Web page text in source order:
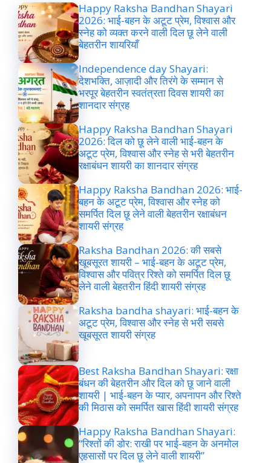
Happy Raksha Bandhan Shayari
2026: भाई-बहन के अटूट प्रेम, विश्वास और
स्नेह को व्यक्त करने वाली दिल छू लेने वाली
बेहतरीन शायरियाँ
Independence day Shayari:
देशभक्ति, आज़ादी और तिरंगे के सम्मान से
भरपूर बेहतरीन स्वतंत्रता दिवस शायरी का
शानदार संग्रह
Happy Raksha Bandhan Shayari
2026: दिल को छू लेने वाली भाई-बहन के
अटूट प्रेम, विश्वास और स्नेह से भरी बेहतरीन
रक्षाबंधन शायरी का शानदार संग्रह
Happy Raksha Bandhan 2026: भाई-
बहन के अटूट प्रेम, विश्वास और स्नेह को
समर्पित दिल छू लेने वाली बेहतरीन रक्षाबंधन
शायरी संग्रह
Raksha Bandhan 2026: की सबसे
खूबसूरत शायरी – भाई-बहन के अटूट प्रेम,
विश्वास और पवित्र रिश्ते को समर्पित दिल छू
लेने वाली बेहतरीन हिंदी शायरी संग्रह
Raksha bandha shayari: भाई-बहन के
अटूट प्रेम, विश्वास और स्नेह से भरी सबसे
खूबसूरत शायरी संग्रह
Best Raksha Bandhan Shayari: रक्षा
बंधन की बेहतरीन और दिल को छू जाने वाली
शायरी | भाई-बहन के प्यार, अपनापन और रिश्ते
की मिठास को समर्पित खास हिंदी शायरी संग्रह
Happy Raksha Bandhan Shayari:
“रिश्तों की डोर: राखी पर भाई-बहन के अनमोल
एहसासों पर दिल छू लेने वाली शायरी”